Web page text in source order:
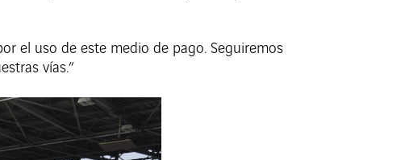
el uso de este medio de pago. Seguiremos
vías.”